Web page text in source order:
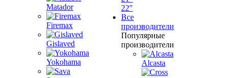
Matador
Firemax
Gislaved
Yokohama
22"
Все
производители
Популярные
производители
Alcasta